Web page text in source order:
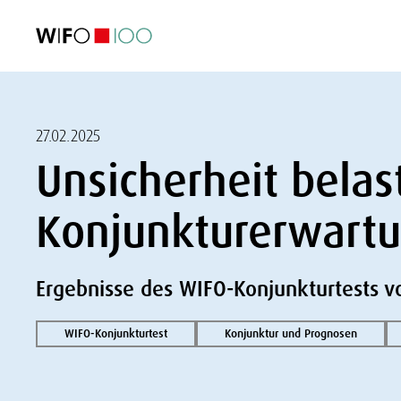
27.02.2025
Unsicherheit
Ergebnisse des WIFO-Konjunkturtests
WIFO-Konjunkturtest Konjunktur und Prognosen